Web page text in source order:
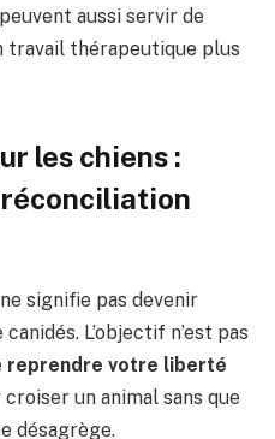
aussi servir de
travail thérapeutique plus
les chiens :
signifie pas devenir
canidés. L’objectif n’est pas
reprendre votre liberté
croiser un animal sans que
désagrège.